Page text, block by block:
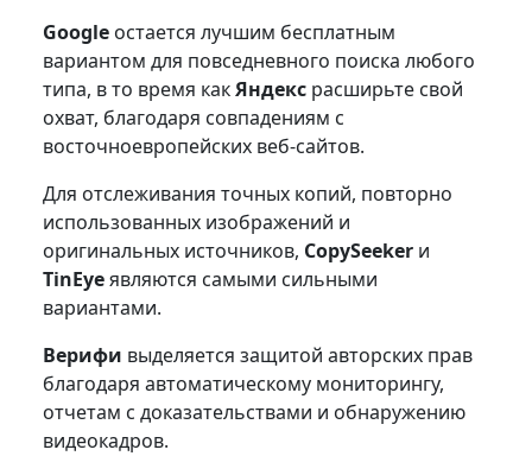
Googleостается лучшим бесплатным
вариантом для повседневного поиска любого
типа, в то время какЯндекс расширьте свой
охват, благодаря совпадениям с
восточноевропейских веб-сайтов.
Для отслеживания точных копий, повторно
использованных изображений и
оригинальных источников, CopySeeker и
TinEyeявляются самыми сильными
вариантами.
Верифи выделяется защитой авторских прав
благодаря автоматическому мониторингу,
отчетам с доказательствами и обнаружению
видеокадров.